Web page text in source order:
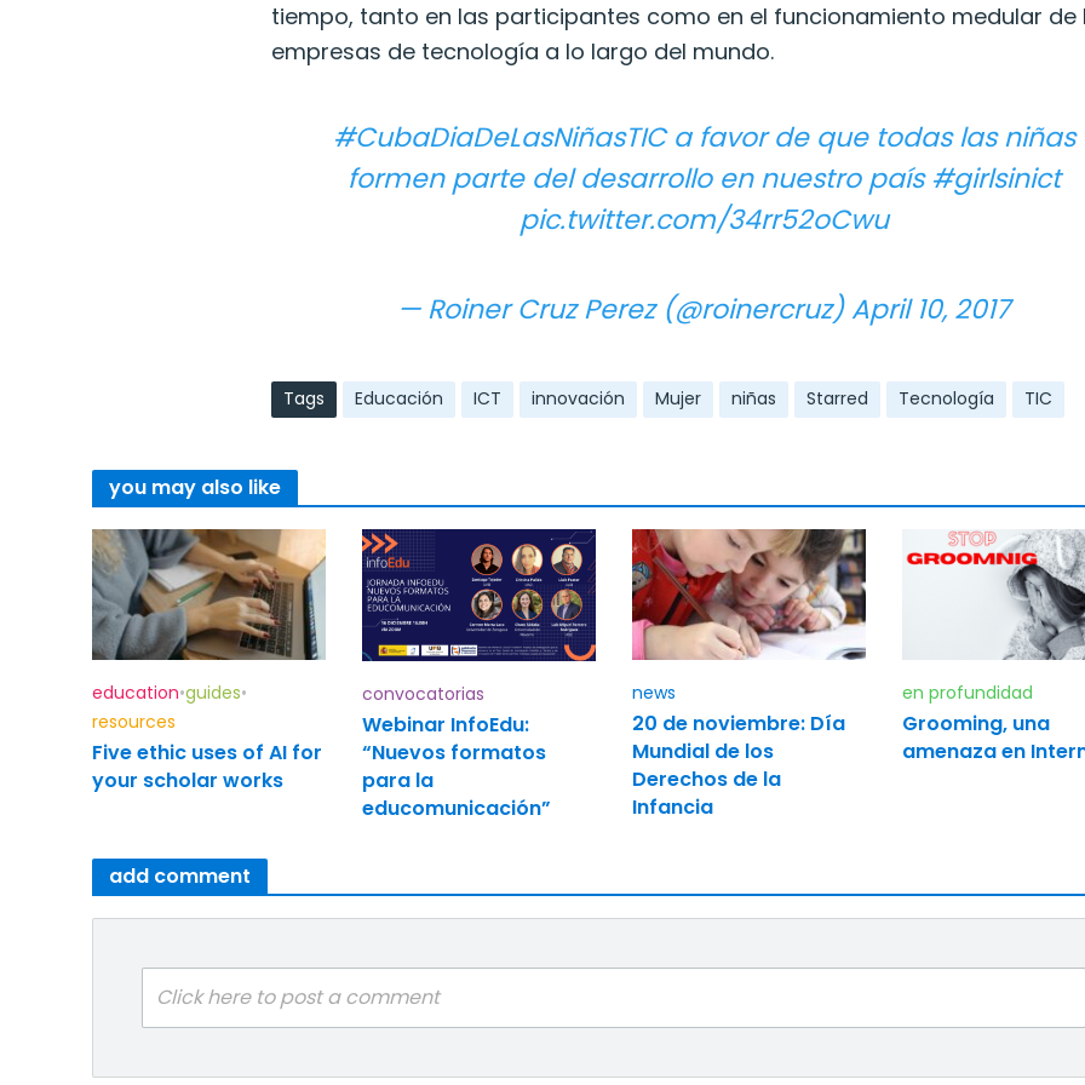
tiempo, tanto en las participantes como en el funcionamiento medular de
empresas de tecnología a lo largo del mundo.
#CubaDiaDeLasNiñasTICa favor de que todas las niñas
formen parte del desarrollo en nuestro país#girlsinict
pic.twitter.com/34rr52oCwu
— Roiner Cruz Perez (@roinercruz)April 10, 2017
Tags Educación ICT innovación Mujer niñas Starred Tecnología TIC
you may also like
education•guides•
resources
Five ethic uses of AI for
your scholar works
convocatorias
Webinar InfoEdu:
“Nuevos formatos
para la
educomunicación”
news
20 de noviembre: Día
Mundial de los
Derechos de la
Infancia
en profundidad
Grooming, una
amenaza en
add comment
Click here to post a comment